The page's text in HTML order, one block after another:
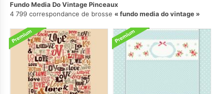
Fundo Media Do Vintage Pinceaux
4 799 correspondance de brosse
fundo media do vintage